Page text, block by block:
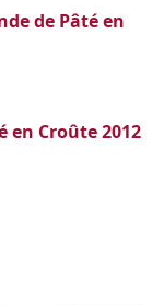
de Pâté en
en Croûte 2012